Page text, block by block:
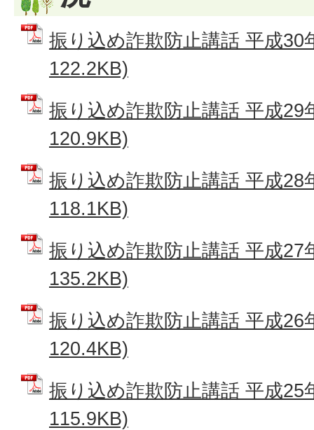
振り込め詐欺防止講話 平成30
122.2KB)
振り込め詐欺防止講話 平成29
120.9KB)
振り込め詐欺防止講話 平成28
118.1KB)
振り込め詐欺防止講話 平成27
135.2KB)
振り込め詐欺防止講話 平成26
120.4KB)
振り込め詐欺防止講話 平成25
115.9KB)